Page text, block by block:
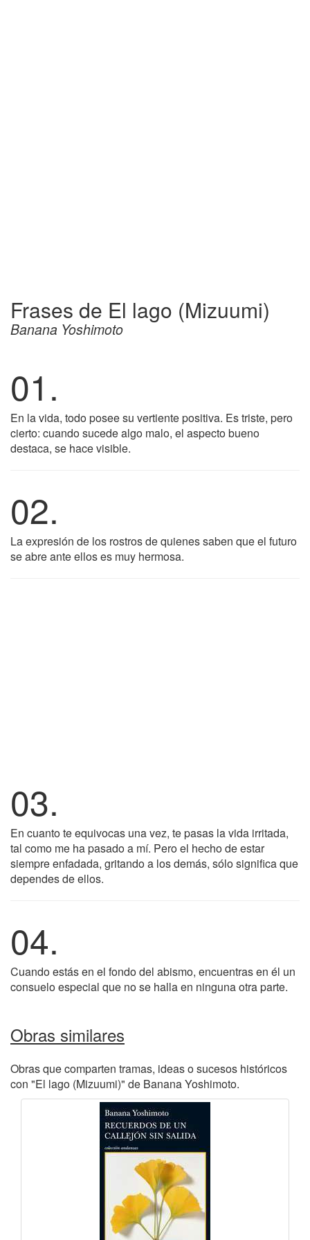
Frases de El lago (Mizuumi)
Banana Yoshimoto
01.
En la vida, todo posee su vertiente positiva. Es triste, pero
cierto: cuando sucede algo malo, el aspecto bueno
destaca, se hace visible.
02.
La expresión de los rostros de quienes saben que el futuro
se abre ante ellos es muy hermosa.
03.
En cuanto te equivocas una vez, te pasas la vida irritada,
tal como me ha pasado a mí. Pero el hecho de estar
siempre enfadada, gritando a los demás, sólo significa que
dependes de ellos.
04.
Cuando estás en el fondo del abismo, encuentras en él un
consuelo especial que no se halla en ninguna otra parte.
Obras similares
Obras que comparten tramas, ideas o sucesos históricos
con "El lago (Mizuumi)" de Banana Yoshimoto.